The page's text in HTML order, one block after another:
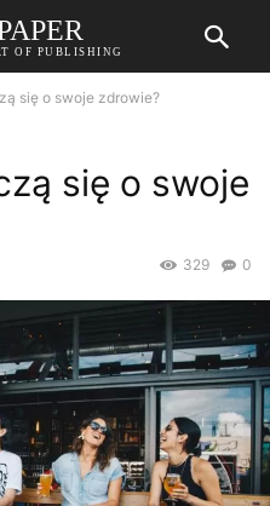
OF PUBLISHING
się o swoje zdrowie?
się o swoje
0
329